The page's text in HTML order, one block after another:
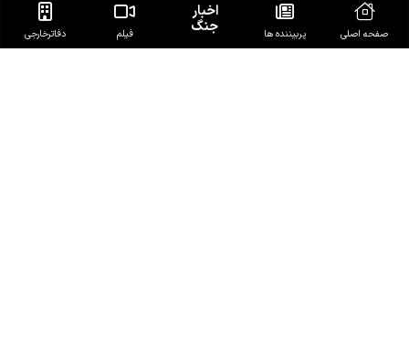
عراقچی: اکنون هیچ مذاکره‌ای با آمریکا نداریم
صفحه اصلی پربیننده ها
اخبار
جنگ فیلم دفاتر‌خارجی